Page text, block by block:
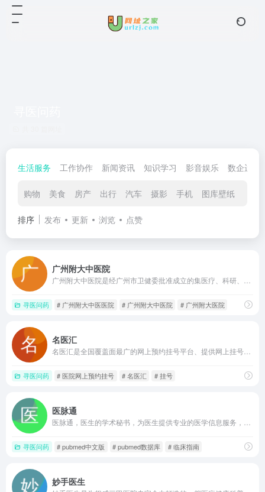
生活服务 工作协作 新闻资讯 知识学习 影音娱乐 数企运营
购物 美食 房产 出行 汽车 摄影 手机 图库壁纸
排序 发布 更新 浏览 点赞
广州附大中医院
寻医问药 # 广州附大中医医院 # 广州附大中医院 # 广州附大医院
名医汇
寻医问药 # 医院网上预约挂号 # 名医汇 # 挂号
医脉通
寻医问药 # pubmed中文版 # pubmed数据库 # 临床指南
妙手医生